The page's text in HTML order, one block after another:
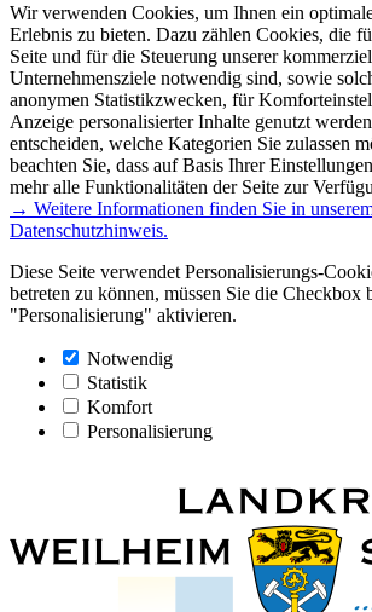
Wir verwenden Cookies, um Ihnen ein
Erlebnis zu bieten. Dazu zählen Cookies, die
Seite und für die Steuerung unserer
Unternehmensziele notwendig sind, sowie
anonymen Statistikzwecken, für
Anzeige personalisierter Inhalte genutzt
entscheiden, welche Kategorien Sie zulassen
beachten Sie, dass auf Basis Ihrer
mehr alle Funktionalitäten der Seite zur
→ Weitere Informationen finden Sie in
Datenschutzhinweis.
Diese Seite verwendet Personalisierungs-
betreten zu können, müssen Sie die Checkbox
"Personalisierung" aktivieren.
Notwendig
Statistik
Komfort
Personalisierung